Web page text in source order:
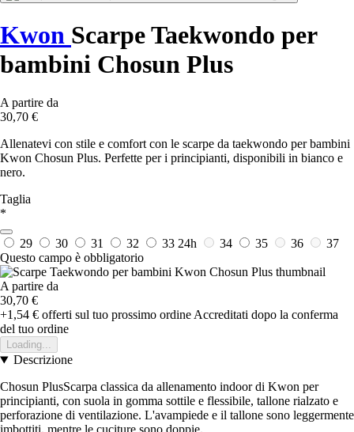
Kwon Scarpe Taekwondo per
bambini Chosun Plus
A partire da
30,70 €
Allenatevi con stile e comfort con le scarpe da taekwondo per bambini
Kwon Chosun Plus. Perfette per i principianti, disponibili in bianco e
nero.
Taglia
*
29 30 31 32 33 24h 34 35 36
37
Questo campo è obbligatorio
A partire da
30,70 €
+1,54 € offerti sul tuo prossimo ordine Accreditati dopo la conferma
del tuo ordine
Loading...
Descrizione
Chosun PlusScarpa classica da allenamento indoor di Kwon per
principianti, con suola in gomma sottile e flessibile, tallone rialzato e
perforazione di ventilazione. L'avampiede e il tallone sono leggermente